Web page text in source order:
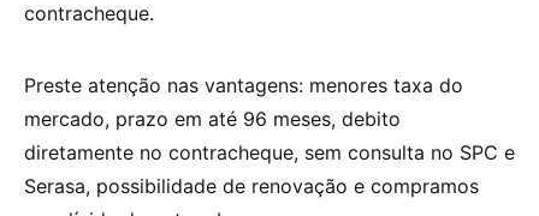
contracheque.
Preste atenção nas vantagens: menores taxa do
mercado, prazo em até 96 meses, debito
diretamente no contracheque, sem consulta no SPC e
Serasa, possibilidade de renovação e compramos